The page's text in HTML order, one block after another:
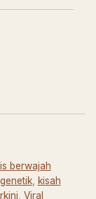
berwajah
, kisah
, Viral